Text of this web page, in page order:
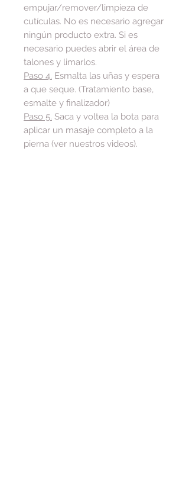
empujar/remover/limpieza de
cutículas. No es necesario agregar
ningún producto extra. Si es
necesario puedes abrir el área de
talones y limarlos.
Paso 4. Esmalta las uñas y espera
a que seque. (Tratamiento base,
esmalte y finalizador)
Paso 5. Saca y voltea la bota para
aplicar un masaje completo a la
pierna (ver nuestros videos).